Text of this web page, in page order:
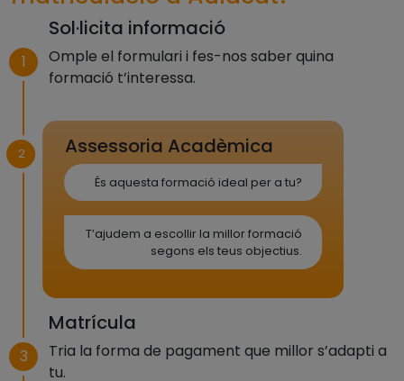
1
Sol·licita informació
Omple el formulari i fes-nos saber quina
formació t’interessa.
2 Assessoria Acadèmica
És aquesta formació ideal per a tu?
T’ajudem a escollir la millor formació
segons els teus objectius.
3
Matrícula
Tria la forma de pagament que millor s’adapti a
tu.